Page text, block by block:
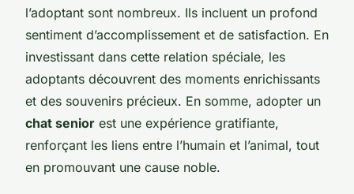
l’adoptant sont nombreux. Ils incluent un profond
sentiment d’accomplissement et de satisfaction. En
investissant dans cette relation spéciale, les
adoptants découvrent des moments enrichissants
et des souvenirs précieux. En somme, adopter un
chat senior est une expérience gratifiante,
renforçant les liens entre l’humain et l’animal, tout
en promouvant une cause noble.